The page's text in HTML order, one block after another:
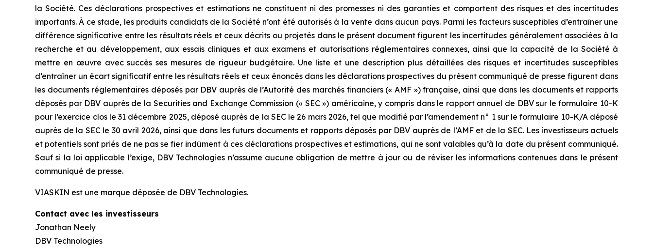
la Société. Ces déclarations prospectives et estimations ne constituent ni des promesses ni des garanties et comportent des risques et des incertitudes
importants. À ce stade, les produits candidats de la Société n’ont été autorisés à la vente dans aucun pays. Parmi les facteurs susceptibles d’entraîner une
différence significative entre les résultats réels et ceux décrits ou projetés dans le présent document figurent les incertitudes généralement associées à la
recherche et au développement, aux essais cliniques et aux examens et autorisations réglementaires connexes, ainsi que la capacité de la Société à
mettre en œuvre avec succès ses mesures de rigueur budgétaire. Une liste et une description plus détaillées des risques et incertitudes susceptibles
d’entraîner un écart significatif entre les résultats réels et ceux énoncés dans les déclarations prospectives du présent communiqué de presse figurent dans
les documents réglementaires déposés par DBV auprès de l’Autorité des marchés financiers (« AMF ») française, ainsi que dans les documents et rapports
déposés par DBV auprès de la Securities and Exchange Commission (« SEC ») américaine, y compris dans le rapport annuel de DBV sur le formulaire 10-K
pour l’exercice clos le 31 décembre 2025, déposé auprès de la SEC le 26 mars 2026, tel que modifié par l’amendement n° 1 sur le formulaire 10-K/A déposé
auprès de la SEC le 30 avril 2026, ainsi que dans les futurs documents et rapports déposés par DBV auprès de l’AMF et de la SEC. Les investisseurs actuels
et potentiels sont priés de ne pas se fier indûment à ces déclarations prospectives et estimations, qui ne sont valables qu’à la date du présent communiqué.
Sauf si la loi applicable l’exige, DBV Technologies n’assume aucune obligation de mettre à jour ou de réviser les informations contenues dans le présent
communiqué de presse.
VIASKIN est une marque déposée de DBV Technologies.
Contact avec les investisseurs
Jonathan Neely
DBV Technologies